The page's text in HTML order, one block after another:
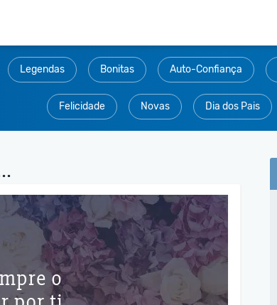
Legendas Bonitas Auto-Confiança
Felicidade Novas Dia dos Pais